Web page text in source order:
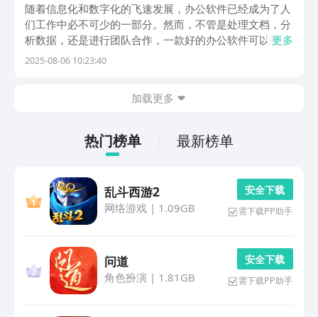
随着信息化和数字化的飞速发展，办公软件已经成为了人
们工作中必不可少的一部分。然而，不管是处理文档，分
析数据，还是进行团队合作，一款好的办公软件可以极大
地提高工作效率，将复杂的工作流程变得井井有条。今
更多
2025-08-06 10:23:40
加载更多
热门榜单 最新榜单
乱斗西游2
网络游戏| 1.09GB
安 全 下 载
需下载PP助手
问道
角色扮演 | 1.81GB
安 全 下 载
需下载PP助手